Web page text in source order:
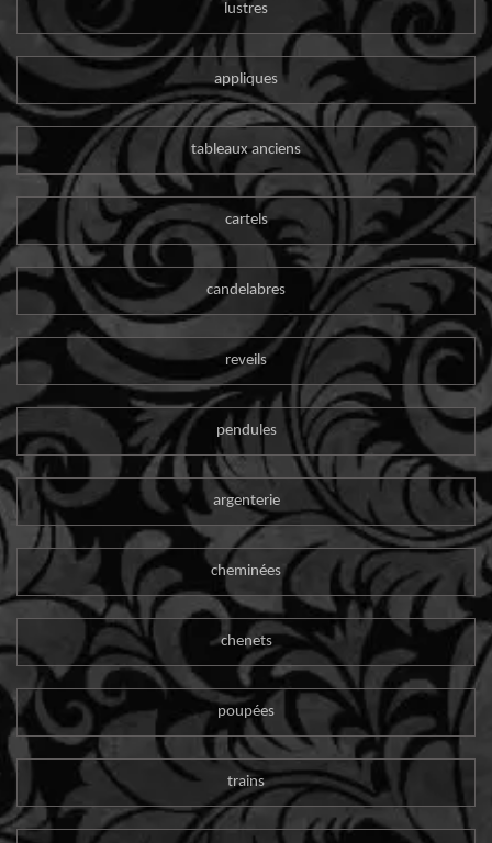
lustres
appliques
tableaux anciens
cartels
candelabres
reveils
pendules
argenterie
cheminées
chenets
poupées
trains